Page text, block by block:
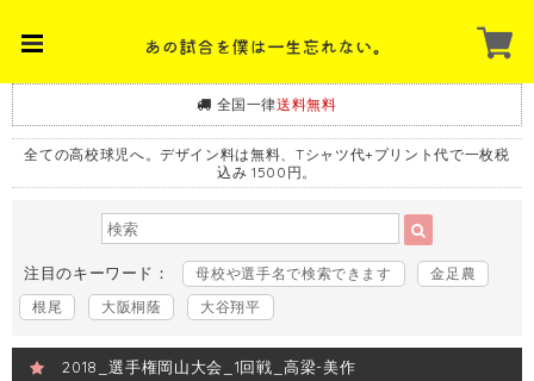
全国一律送料無料
全ての高校球児へ。デザイン料は無料、Tシャツ代+プリント代で一枚税
込み 1500円。
注目のキーワード： 母校や選手名で検索できます
金足農
根尾
大阪桐蔭 大谷翔平
2018_選手権岡山大会_1回戦_高梁-美作